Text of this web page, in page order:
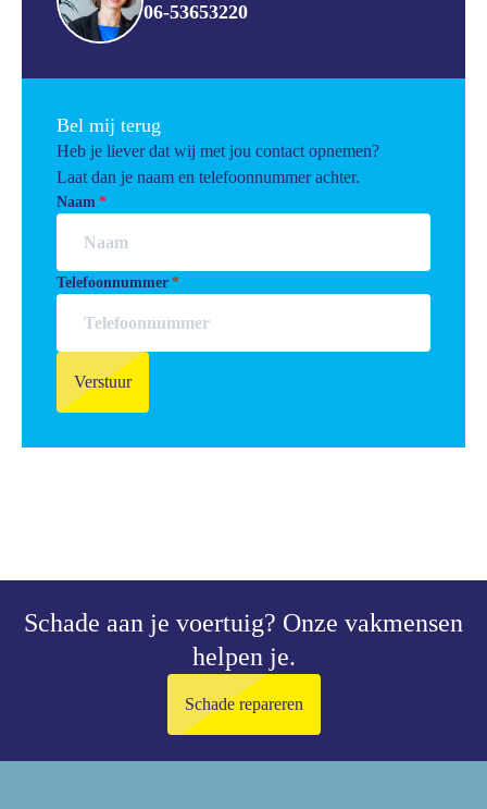
06-53653220
Bel mij terug
Heb je liever dat wij met jou contact opnemen?
Laat dan je naam en telefoonnummer achter.
Naam
Telefoonnummer
Verstuur
Schade aan je voertuig? Onze vakmensen
helpen je.
Schade repareren